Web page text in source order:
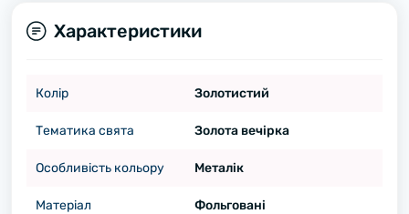
Характеристики
Колір Золотистий
Тематика свята Золота вечірка
Особливість кольору Металік
Матеріал Фольговані